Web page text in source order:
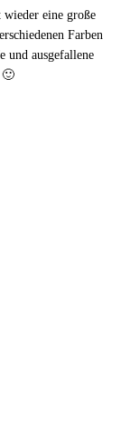
eine große
Farben
und ausgefallene
… 🙂